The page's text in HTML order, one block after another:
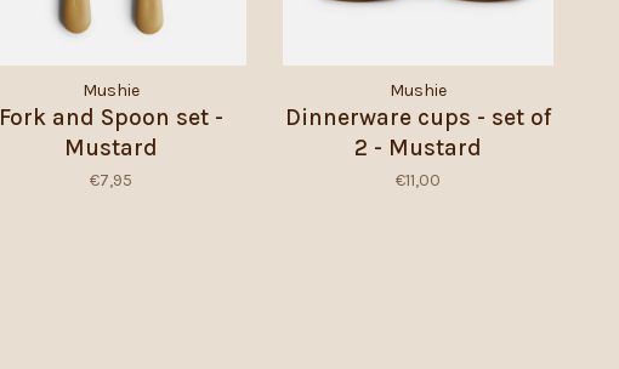
Mushie
Fork and Spoon set -
Mustard
€7,95
Mushie
Dinnerware cups - set of
2 - Mustard
€11,00